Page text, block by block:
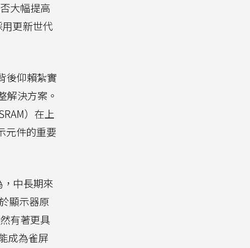
大幅提高
更新世代
後仰賴紮實
解決方案。
）在上
元件的重要
中長期來
顯示器原
有著更具
成為雀屏